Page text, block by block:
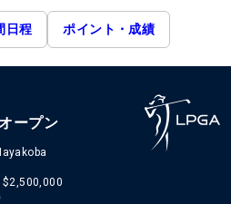
日程 ポイント・成績
ープン
$2,500,000